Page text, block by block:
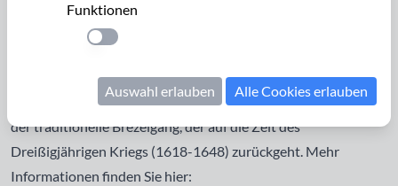
Das Patronatsfest der St. Sebastianus-
Sebastianusmontag gefeiert, der entweder kurz vor oder
nach dem 20. Januar liegt. Das Besondere an dieser Feier ist
der traditionelle Brezelgang, der auf die Zeit des
Dreißigjährigen Kriegs (1618-1648) zurückgeht. Mehr
Informationen finden Sie hier:
Funktionen
Einstellung anwenden
Auswahl erlauben Alle Cookies erlauben